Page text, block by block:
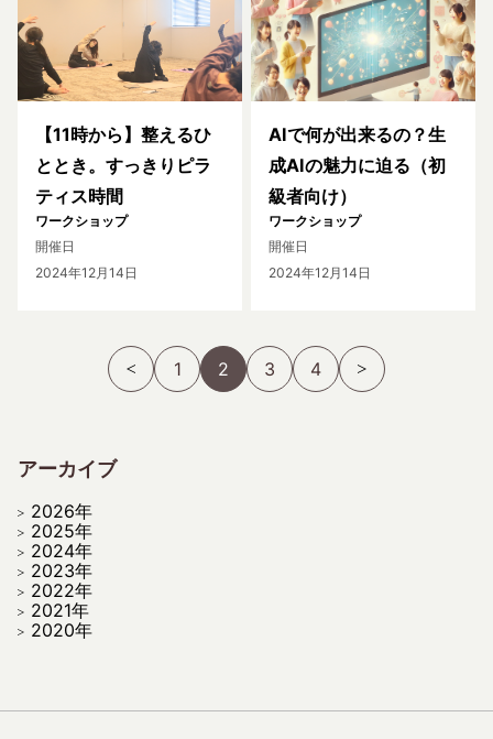
【11時から】整えるひ
ととき。すっきりピラ
ティス時間
ワークショップ
開催日
2024年12月14日
AIで何が出来るの？生
成AIの魅力に迫る（初
級者向け）
ワークショップ
開催日
2024年12月14日
1 2 3 4
アーカイブ
2026年
2025年
2024年
2023年
2022年
2021年
2020年